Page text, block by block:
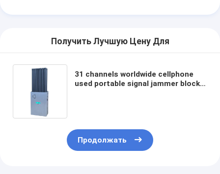
Получить Лучшую Цену Для
31 channels worldwide cellphone
used portable signal jammer blocks
Продолжать